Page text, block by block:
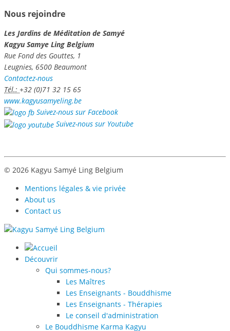
Nous rejoindre
Les Jardins de Méditation de Samyé
Kagyu Samye Ling Belgium
Rue Fond des Gouttes, 1
Leugnies, 6500 Beaumont
Contactez-nous
Tél.: +32 (0)71 32 15 65
www.kagyusamyeling.be
Suivez-nous sur Facebook
Suivez-nous sur Youtube
© 2026 Kagyu Samyé Ling Belgium
Mentions légales & vie privée
About us
Contact us
Découvrir
Qui sommes-nous?
Les Maîtres
Les Enseignants - Bouddhisme
Les Enseignants - Thérapies
Le conseil d'administration
Le Bouddhisme Karma Kagyu